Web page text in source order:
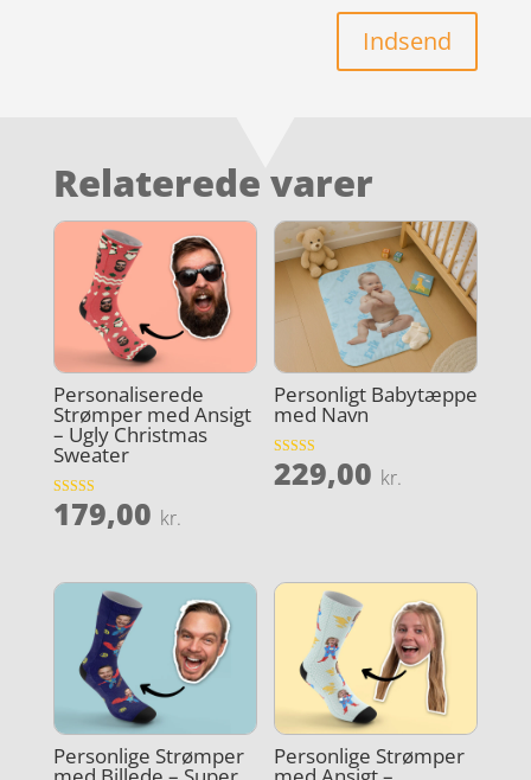
Indsend
Relaterede varer
Personaliserede
Strømper med Ansigt
– Ugly Christmas
Sweater
Vurderet
4.8
179,00 kr.
Personligt Babytæppe
med Navn
Vurderet
5
229,00 kr.
Personlige Strømper Personlige Strømper